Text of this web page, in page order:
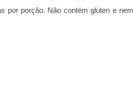
por porção. Não contém glúten e nem